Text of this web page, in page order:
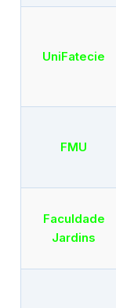
UniFatecie
FMU
Faculdade
Jardins